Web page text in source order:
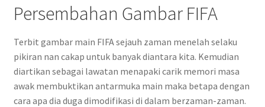
Persembahan Gambar FIFA
Terbit gambar main FIFA sejauh zaman menelah selaku
pikiran nan cakap untuk banyak diantara kita. Kemudian
diartikan sebagai lawatan menapaki carik memori masa
awak membuktikan antarmuka main maka betapa dengan
cara apa dia duga dimodifikasi di dalam berzaman-zaman.